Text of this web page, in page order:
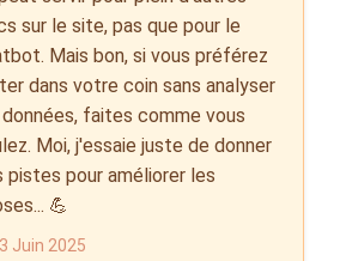
sur le site, pas que pour le
Mais bon, si vous préférez
dans votre coin sans analyser
faites comme vous
Moi, j'essaie juste de donner
pistes pour améliorer les
💪
Juin 2025